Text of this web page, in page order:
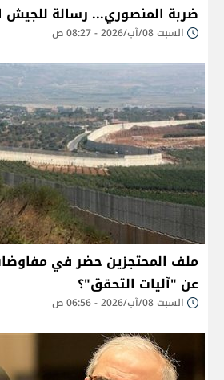
ضربة المنصوري... رسالة للجيش
السبت 08/آب/2026 - 08:27 ص
ملف المحتجزين حضر في
عن "آليات التحقق"؟
السبت 08/آب/2026 - 06:56 ص